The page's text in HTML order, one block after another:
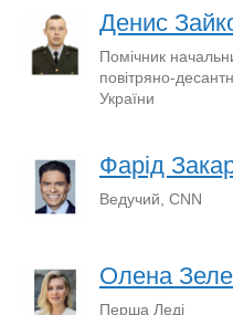
Денис
Помічник
повітряно-
України
Фарід
Ведучий, CNN
Олена
Перша Леді